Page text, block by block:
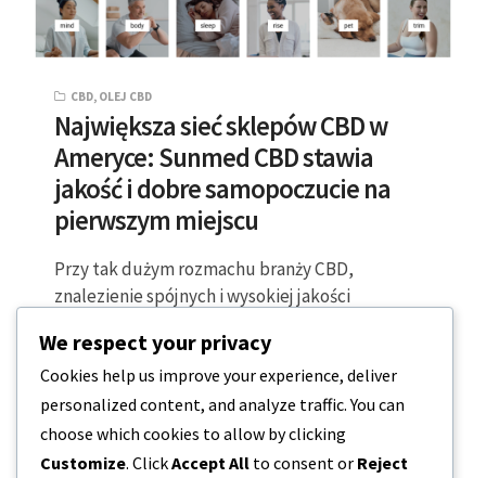
CBD, OLEJ CBD
Największa sieć sklepów CBD w
Ameryce: Sunmed CBD stawia
jakość i dobre samopoczucie na
pierwszym miejscu
Przy tak dużym rozmachu branży CBD,
znalezienie spójnych i wysokiej jakości
rynku globalnym. Tradycyjne…
3 MINUTY CZYTANIA 2023-06-08
We respect your privacy
Cookies help us improve your experience, deliver
personalized content, and analyze traffic. You can
choose which cookies to allow by clicking
Customize. ClickAccept All to consent or Reject